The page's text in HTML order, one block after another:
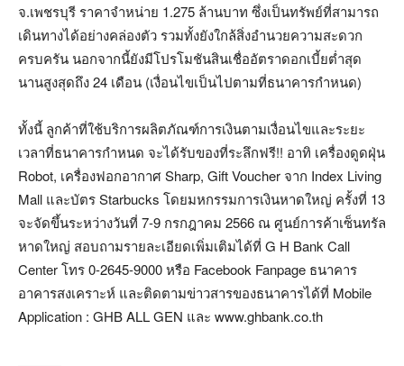
จ.เพชรบุรี ราคาจำหน่าย 1.275 ล้านบาท ซึ่งเป็นทรัพย์ที่สามารถ
เดินทางได้อย่างคล่องตัว รวมทั้งยังใกล้สิ่งอำนวยความสะดวก
ครบครัน นอกจากนี้ยังมีโปรโมชันสินเชื่ออัตราดอกเบี้ยต่ำสุด
นานสูงสุดถึง 24 เดือน (เงื่อนไขเป็นไปตามที่ธนาคารกำหนด)
ทั้งนี้ ลูกค้าที่ใช้บริการผลิตภัณฑ์การเงินตามเงื่อนไขและระยะ
เวลาที่ธนาคารกำหนด จะได้รับของที่ระลึกฟรี!! อาทิ เครื่องดูดฝุ่น
Robot, เครื่องฟอกอากาศ Sharp, Gift Voucher จาก Index Living
Mall และบัตร Starbucks โดยมหกรรมการเงินหาดใหญ่ ครั้งที่ 13
จะจัดขึ้นระหว่างวันที่ 7-9 กรกฎาคม 2566 ณ ศูนย์การค้าเซ็นทรัล
หาดใหญ่ สอบถามรายละเอียดเพิ่มเติมได้ที่ G H Bank Call
Center โทร 0-2645-9000 หรือ Facebook Fanpage ธนาคาร
อาคารสงเคราะห์ และติดตามข่าวสารของธนาคารได้ที่ Mobile
Application : GHB ALL GEN และ www.ghbank.co.th